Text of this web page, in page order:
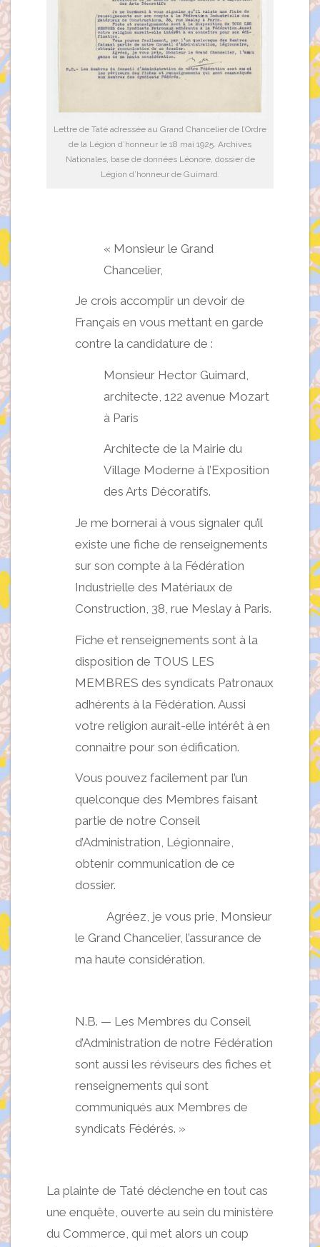
Lettre de Taté adressée au Grand Chancelier de l’Ordre
de la Légion d’honneur le 18 mai 1925. Archives
Nationales, base de données Léonore, dossier de
Légion d’honneur de Guimard.
« Monsieur le Grand
Chancelier,
Je crois accomplir un devoir de
Français en vous mettant en garde
contre la candidature de :
Monsieur Hector Guimard,
architecte, 122 avenue Mozart
à Paris
Architecte de la Mairie du
Village Moderne à l’Exposition
des Arts Décoratifs.
Je me bornerai à vous signaler qu’il
existe une fiche de renseignements
sur son compte à la Fédération
Industrielle des Matériaux de
Construction, 38, rue Meslay à Paris.
Fiche et renseignements sont à la
disposition de TOUS LES
MEMBRES des syndicats Patronaux
adhérents à la Fédération. Aussi
votre religion aurait-elle intérêt à en
connaitre pour son édification.
Vous pouvez facilement par l’un
quelconque des Membres faisant
partie de notre Conseil
d’Administration, Légionnaire,
obtenir communication de ce
dossier.
Agréez, je vous prie, Monsieur
le Grand Chancelier, l’assurance de
ma haute considération.
N.B. — Les Membres du Conseil
d’Administration de notre Fédération
sont aussi les réviseurs des fiches et
renseignements qui sont
communiqués aux Membres de
syndicats Fédérés. »
La plainte de Taté déclenche en tout cas
une enquête, ouverte au sein du ministère
du Commerce, qui met alors un coup